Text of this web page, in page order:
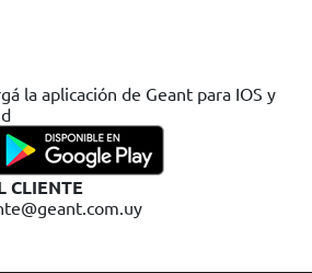
la aplicación de Geant para IOS y
CLIENTE